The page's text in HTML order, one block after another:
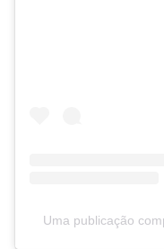
Uma publicação